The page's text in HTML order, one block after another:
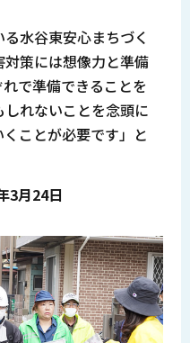
水谷東安心まちづく
策には想像力と準備
で準備できることを
れないことを念頭に
ことが必要です」と
3月24日